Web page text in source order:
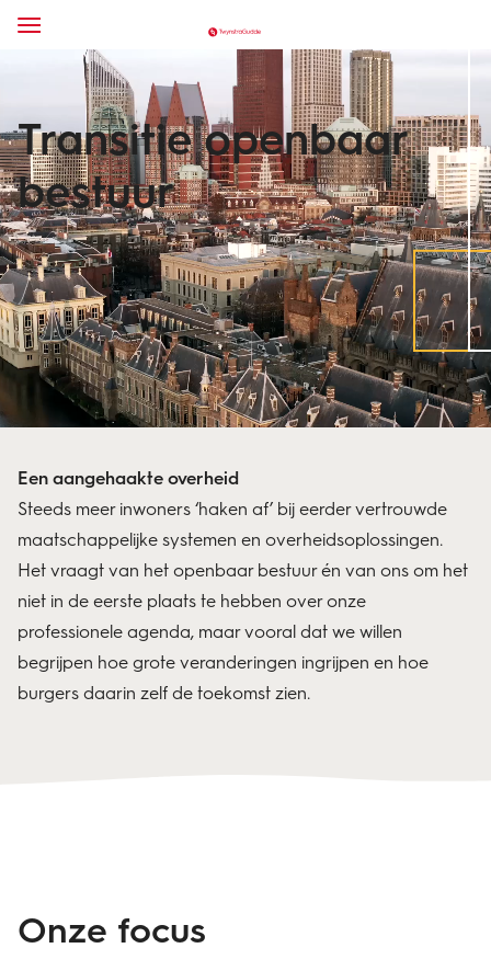
Transitie openbaar
bestuur
Een aangehaakte overheid
Steeds meer inwoners ‘haken af’ bij eerder vertrouwde
maatschappelijke systemen en overheidsoplossingen.
Het vraagt van het openbaar bestuur én van ons om het
niet in de eerste plaats te hebben over onze
professionele agenda, maar vooral dat we willen
begrijpen hoe grote veranderingen ingrijpen en hoe
burgers daarin zelf de toekomst zien.
Onze focus